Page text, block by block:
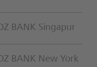
BANK Singapur
BANK New York